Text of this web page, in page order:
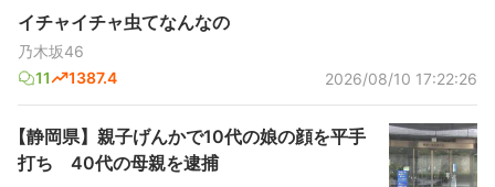
イチャイチャ虫てなんなの
乃木坂46
11
1387.4 2026/08/10 17:22:26
【静岡県】親子げんかで10代の娘の顔を平手
打ち 40代の母親を逮捕